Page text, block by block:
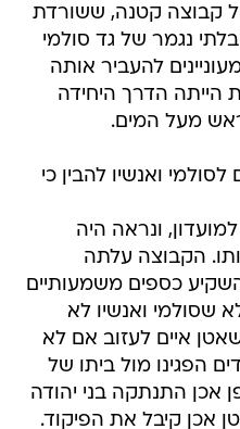
קבוצה קטנה, ששורדת
נגמר של גד סולמי
להעביר אותה
הייתה הדרך היחידה
מעל המים.
1 גרמה גם לסולמי ואנשיו להבין כי
ונראה היה
הקבוצה עלתה
כספים משמעותיים
שסולמי ואנשיו לא
איים לעזוב אם לא
הפגינו מול ביתו של
אכן התנתקה בני יהודה
אכן קיבל את הפיקוד.